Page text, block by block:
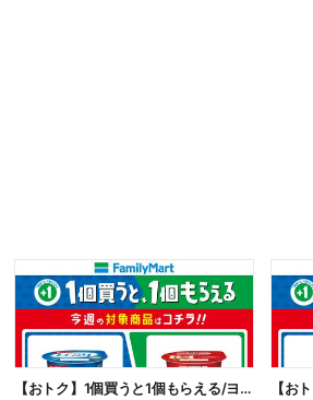
【おトク】1個買うと1個もらえる/ヨーグルト 【お